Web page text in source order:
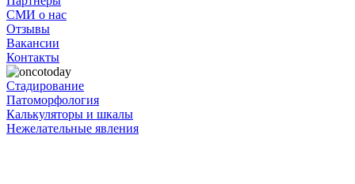
СМИ о нас
Отзывы
Вакансии
Контакты
Стадирование
Патоморфология
Калькуляторы и шкалы
Нежелательные явления